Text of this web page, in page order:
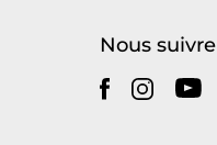
Nous suivre